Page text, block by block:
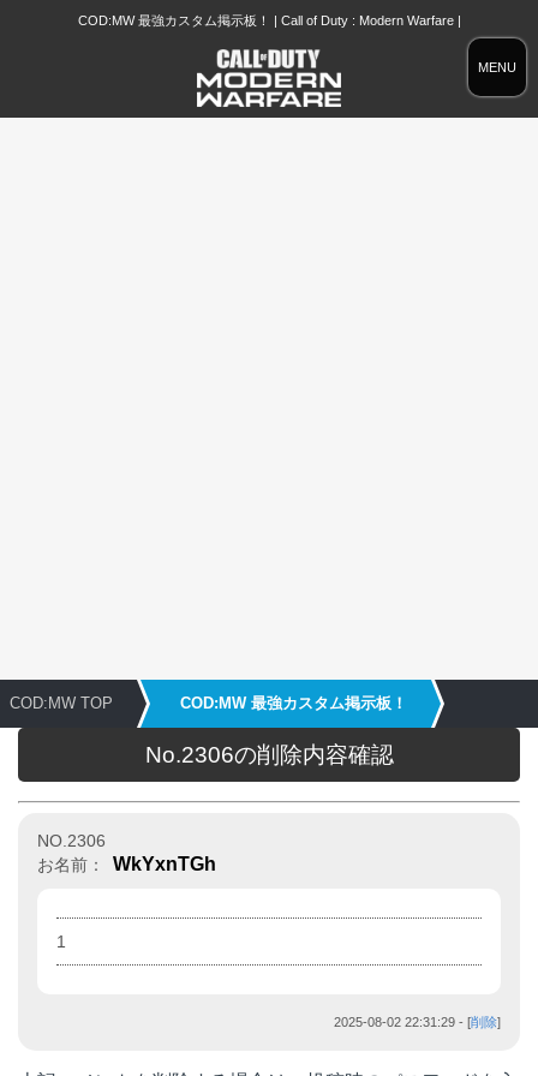
MENU
COD:MW 最強カスタム掲示板！ | Call of Duty : Modern Warfare |
COD:MW TOP COD:MW 最強カスタム掲示板！
No.2306の削除内容確認
NO.2306
お名前：
WkYxnTGh
1
2025-08-02 22:31:29 - [削除]